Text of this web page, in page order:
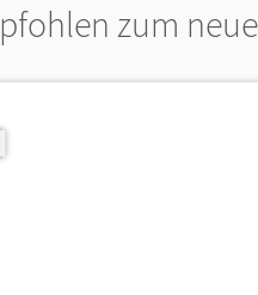
zum